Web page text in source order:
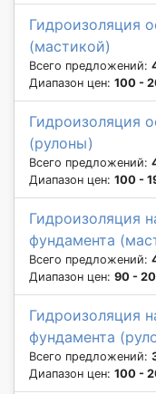
Гидроизоляция
(мастикой)
Всего предложений:
Диапазон цен: 100 -
Гидроизоляция
(рулоны)
Всего предложений:
Диапазон цен: 100 -
Гидроизоляция
фундамента
Всего предложений:
Диапазон цен: 90 -
Гидроизоляция
фундамента
Всего предложений:
Диапазон цен: 100 -